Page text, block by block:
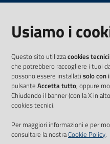
Usiamo i
Questo sito utilizzacookies tecnici
che potrebbero raccogliere i tuoi
possono essere installati solo con
pulsante Accetta tutto, oppure
Chiudendo il banner (con la X in
cookies tecnici.
Per maggiori informazioni e per
consultare la nostraCookie Policy.